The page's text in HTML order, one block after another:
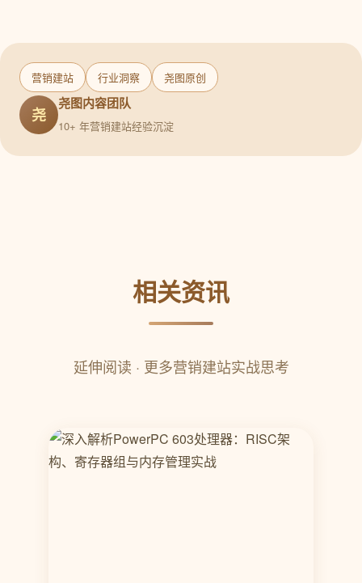
营销建站 行业洞察 尧图原创
尧
尧图内容团队
10+ 年营销建站经验沉淀
相关资讯
延伸阅读 · 更多营销建站实战思考